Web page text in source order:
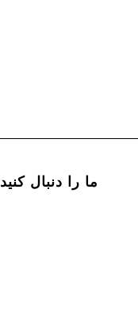
ما را دنبال کنید